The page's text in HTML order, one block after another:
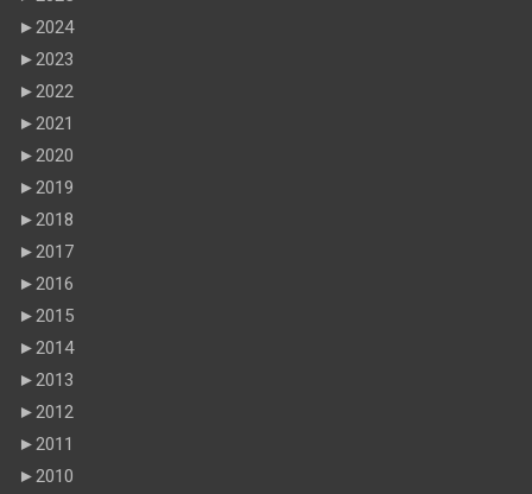
►2024
►2023
►2022
►2021
►2020
►2019
►2018
►2017
►2016
►2015
►2014
►2013
►2012
►2011
►2010